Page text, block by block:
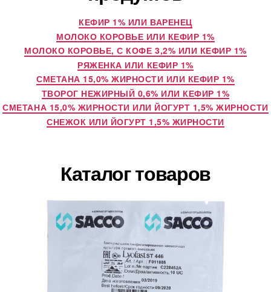
КЕФИР 1% ИЛИ ВАРЕНЕЦ
МОЛОКО КОРОВЬЕ ИЛИ КЕФИР 1%
МОЛОКО КОРОВЬЕ, С КОФЕ 3,2% ИЛИ КЕФИР 1%
РЯЖЕНКА ИЛИ КЕФИР 1%
СМЕТАНА 15,0% ЖИРНОСТИ ИЛИ КЕФИР 1%
ТВОРОГ НЕЖИРНЫЙ 0,6% ИЛИ КЕФИР 1%
СМЕТАНА 15,0% ЖИРНОСТИ ИЛИ ЙОГУРТ 1,5% ЖИРНОСТИ
СНЕЖОК ИЛИ ЙОГУРТ 1,5% ЖИРНОСТИ
Каталог товаров